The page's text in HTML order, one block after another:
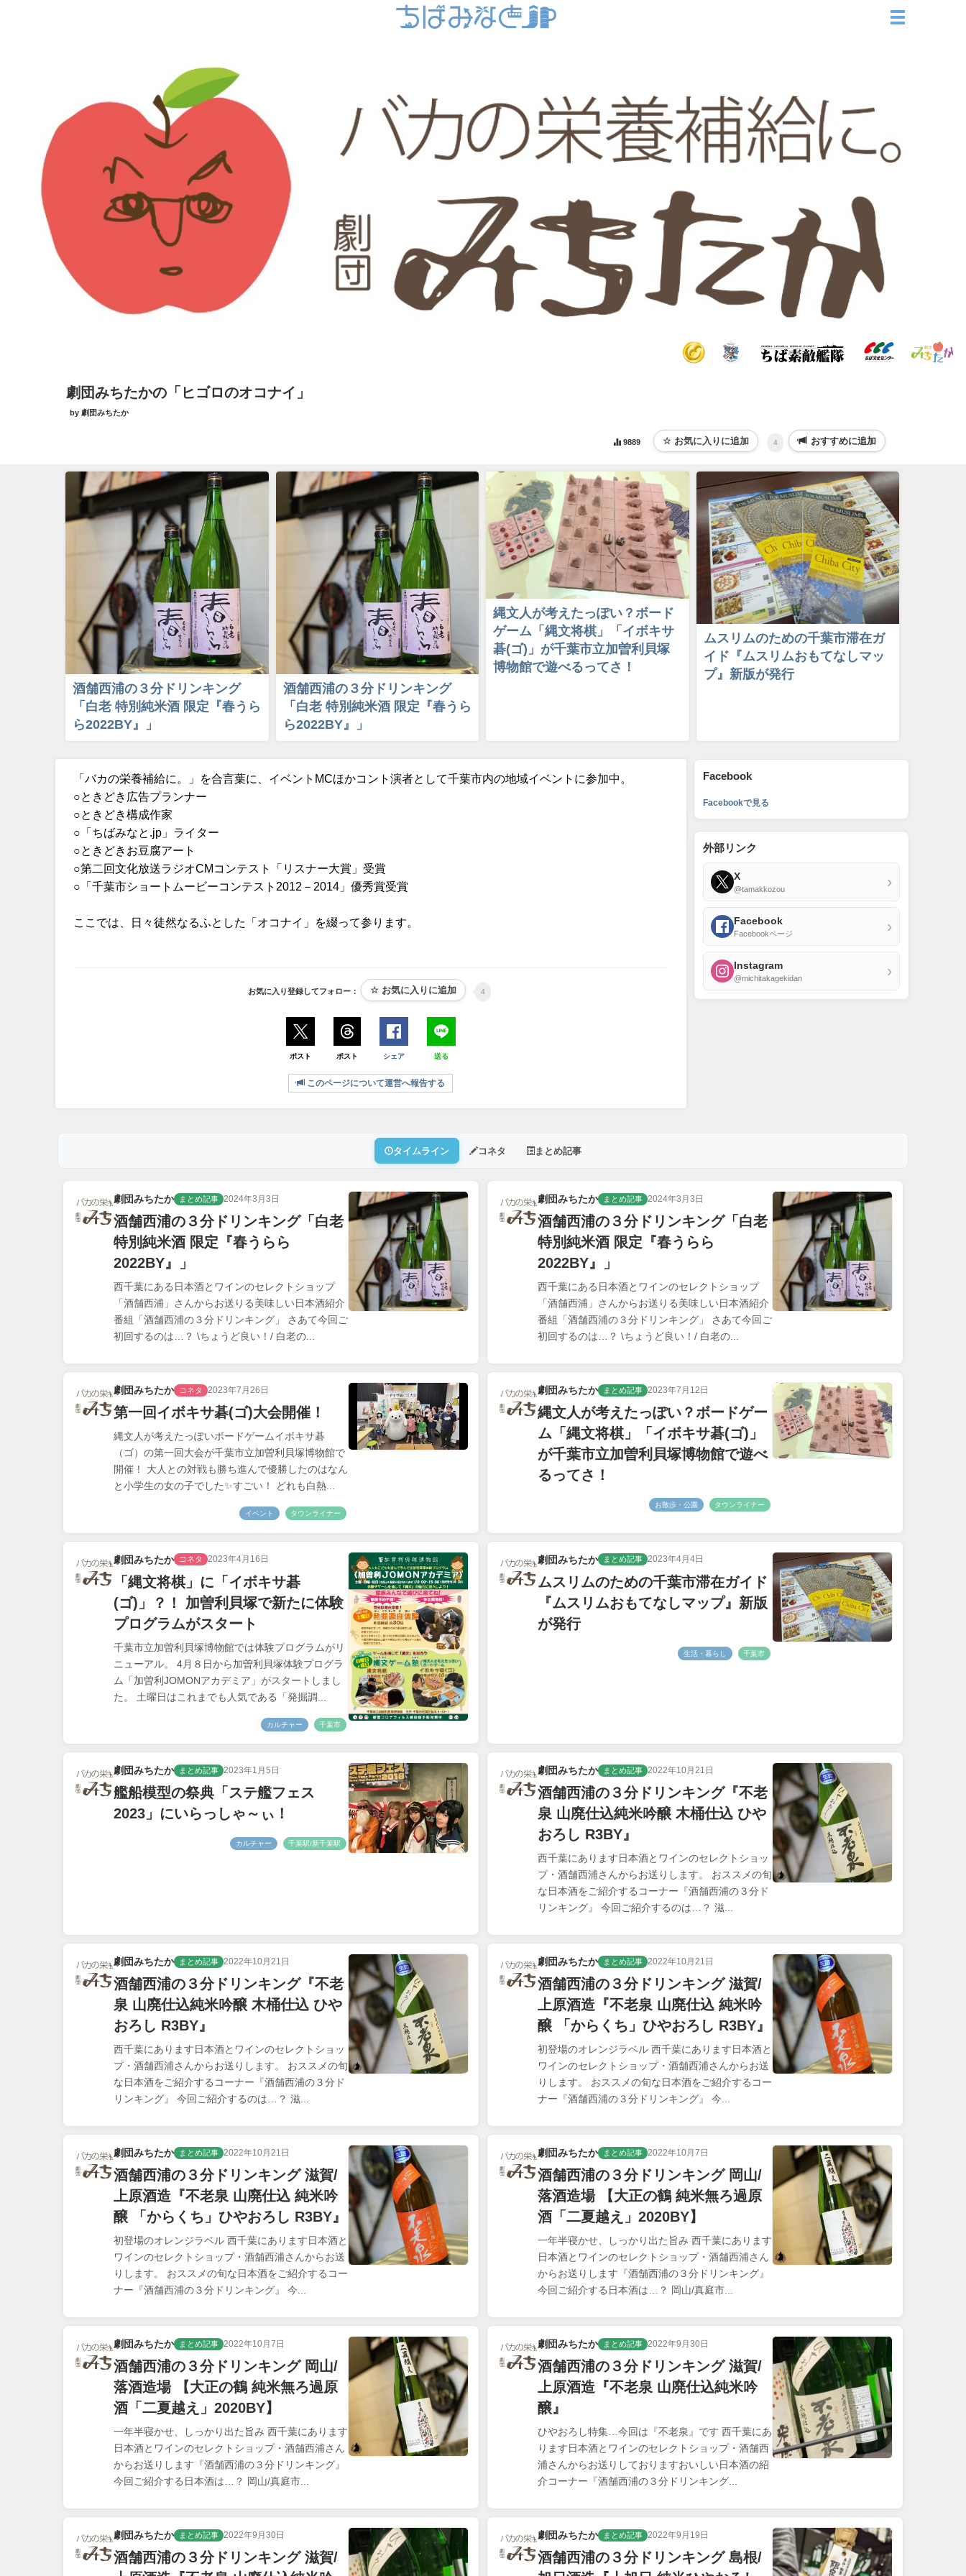
劇団みちたかの「ヒゴロのオコナイ」
by 劇団みちたか
9889 4 おすすめに追加
酒舗西浦の３分ドリンキング
「白老 特別純米酒 限定『春うら
ら2022BY』」
酒舗西浦の３分ドリンキング
「白老 特別純米酒 限定『春うら
ら2022BY』」
縄文人が考えたっぽい？ボード
ゲーム「縄文将棋」「イボキサ
碁(ゴ)」が千葉市立加曽利貝塚
博物館で遊べるってさ！
ムスリムのための千葉市滞在ガ
イド『ムスリムおもてなしマッ
プ』新版が発行
「バカの栄養補給に。」を合言葉に、イベントMCほかコント演者として千葉市内の地域イベントに参加中。
○ときどき広告プランナー
○ときどき構成作家
○「ちばみなと.jp」ライター
○ときどきお豆腐アート
○第二回文化放送ラジオCMコンテスト「リスナー大賞」受賞
○「千葉市ショートムービーコンテスト2012－2014」優秀賞受賞
ここでは、日々徒然なるふとした「オコナイ」を綴って参ります。
お気に入り登録してフォロー： 4
ポスト ポスト シェア 送る
このページについて運営へ報告する
Facebook
Facebookで見る
外部リンク
X
@tamakkozou ›
Facebook
Facebookページ ›
Instagram
@michitakagekidan ›
タイムライン コネタ まとめ記事